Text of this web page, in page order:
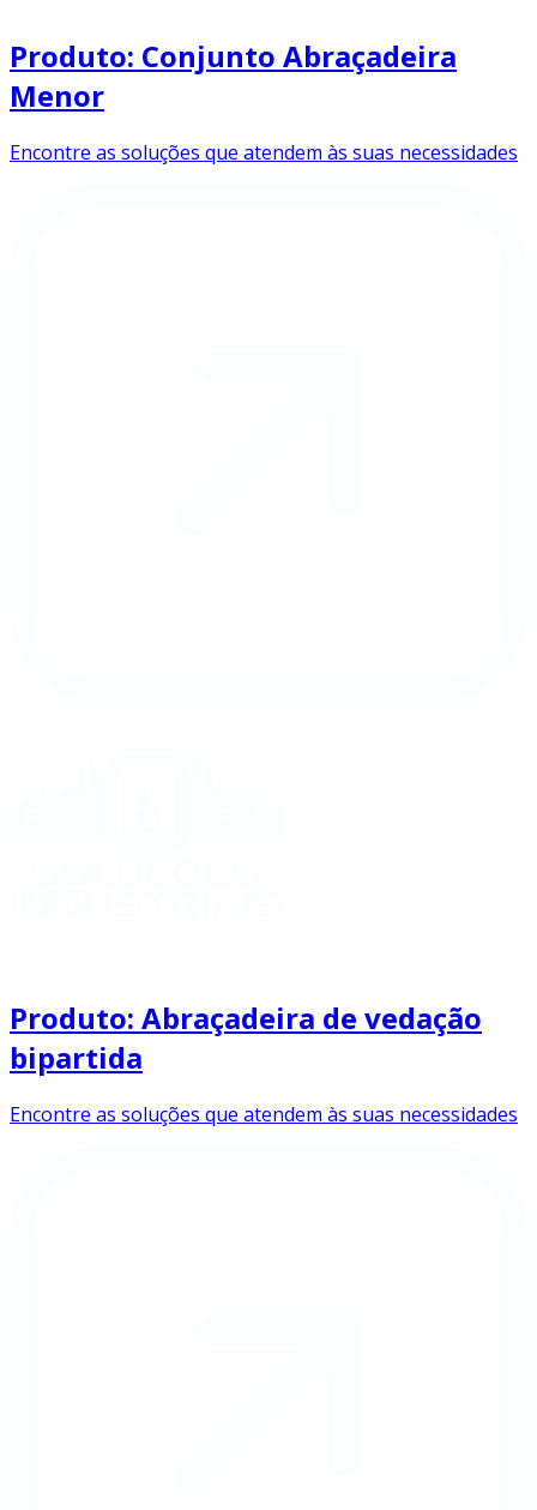
Produto: Conjunto Abraçadeira
Menor
Encontre as soluções que atendem às suas necessidades
Produto: Abraçadeira de vedação
bipartida
Encontre as soluções que atendem às suas necessidades